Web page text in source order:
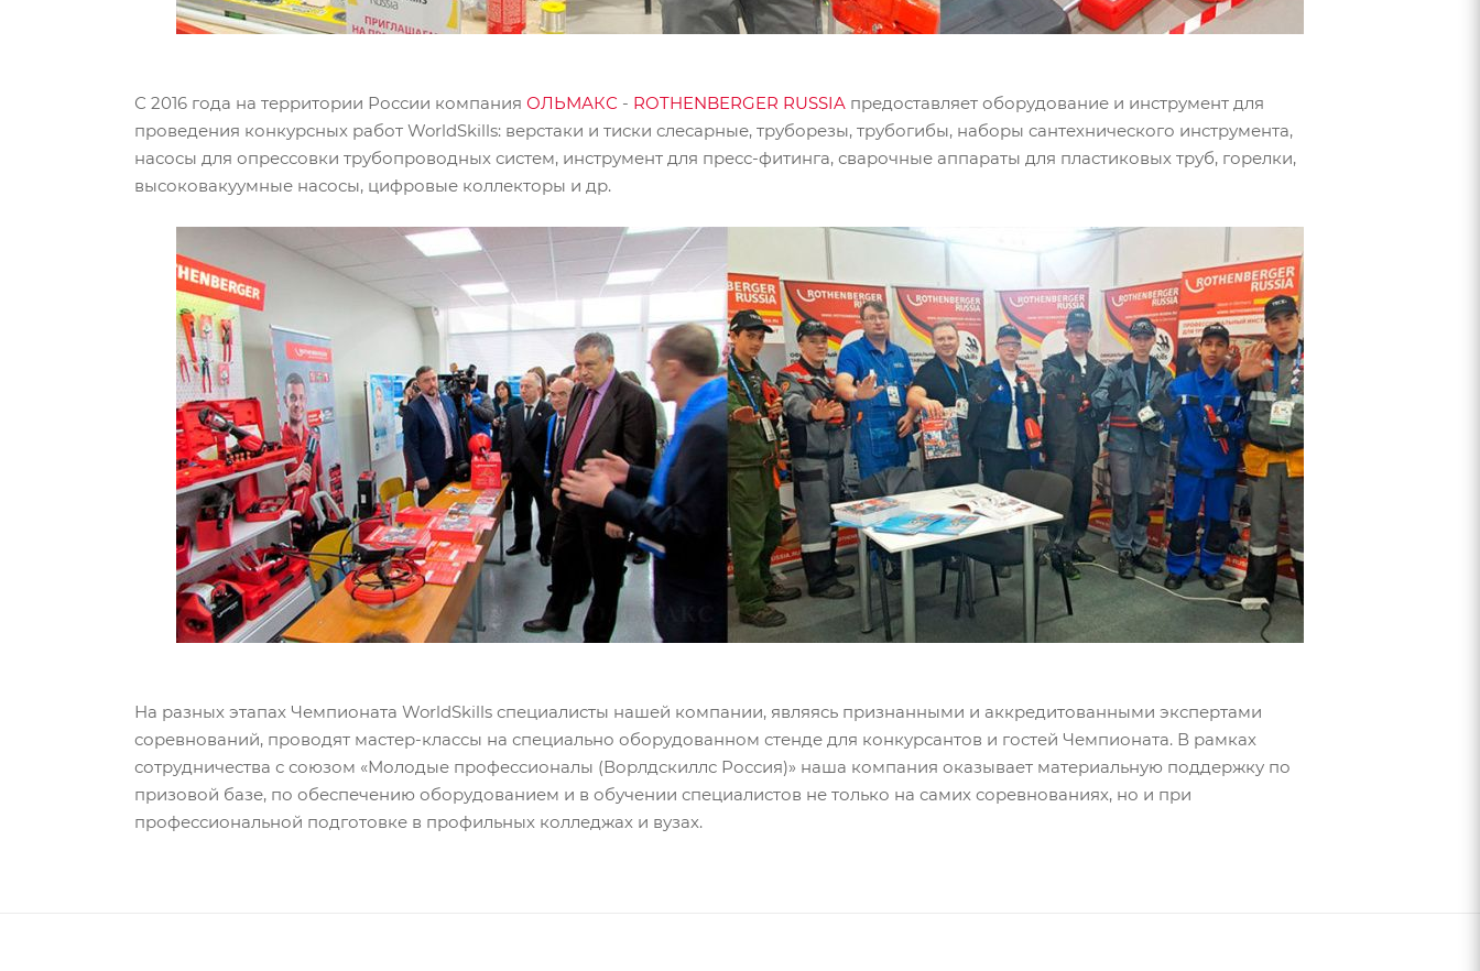
С 2016 года на территории России компания ОЛЬМАКС - ROTHENBERGER RUSSIA предоставляет оборудование и инструмент для
проведения конкурсных работ WorldSkills: верстаки и тиски слесарные, труборезы, трубогибы, наборы сантехнического инструмента,
насосы для опрессовки трубопроводных систем, инструмент для пресс-фитинга, сварочные аппараты для пластиковых труб, горелки,
высоковакуумные насосы, цифровые коллекторы и др.
На разных этапах Чемпионата WorldSkills специалисты нашей компании, являясь признанными и аккредитованными экспертами
соревнований, проводят мастер-классы на специально оборудованном стенде для конкурсантов и гостей Чемпионата. В рамках
сотрудничества с союзом «Молодые профессионалы (Ворлдскиллс Россия)» наша компания оказывает материальную поддержку по
призовой базе, по обеспечению оборудованием и в обучении специалистов не только на самих соревнованиях, но и при
профессиональной подготовке в профильных колледжах и вузах.